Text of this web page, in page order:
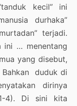
kecil” ini
durhaka”
terjadi.
ini … menentang
yang disebut,
Bahkan duduk di
dirinya
4). Di sini kita